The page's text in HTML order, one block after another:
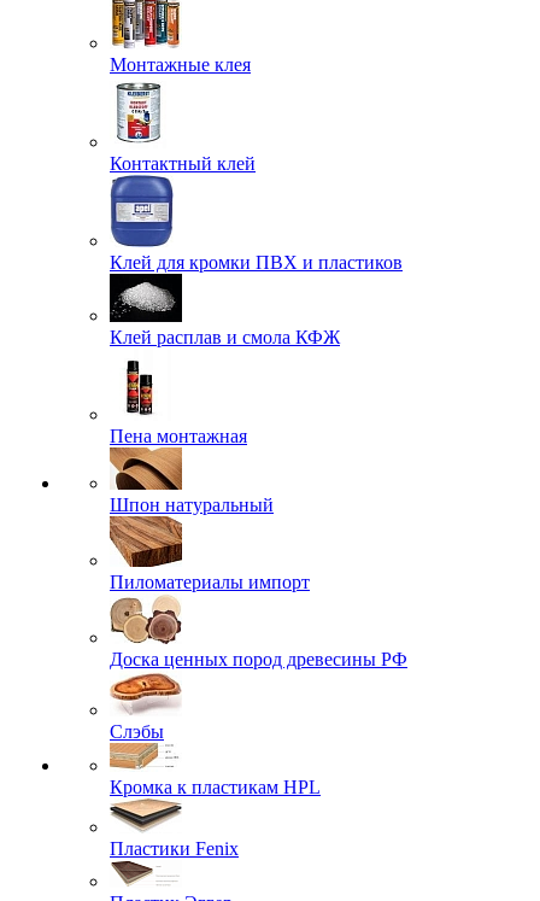
Монтажные клея
Контактный клей
Клей для кромки ПВХ и пластиков
Клей расплав и смола КФЖ
Пена монтажная
Шпон натуральный
Пиломатериалы импорт
Доска ценных пород древесины РФ
Слэбы
Кромка к пластикам HPL
Пластики Fenix